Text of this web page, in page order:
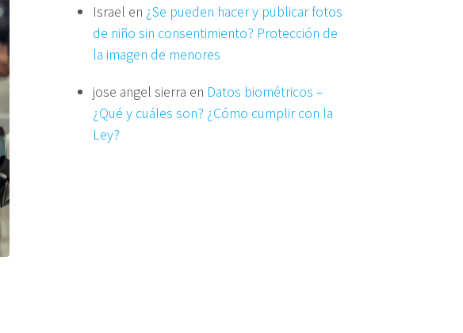
Israel en ¿Se pueden hacer y publicar fotos
de niño sin consentimiento? Protección de
la imagen de menores
jose angel sierra en Datos biométricos –
¿Qué y cuáles son? ¿Cómo cumplir con la
Ley?